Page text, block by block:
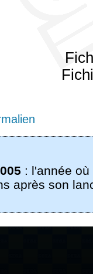
: l'année
après son